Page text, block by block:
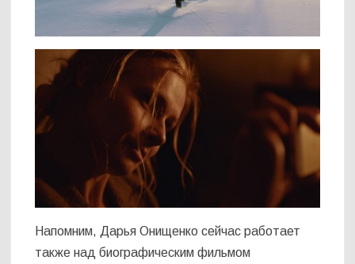
Напомним, Дарья Онищенко сейчас работает
также над биографическим фильмом